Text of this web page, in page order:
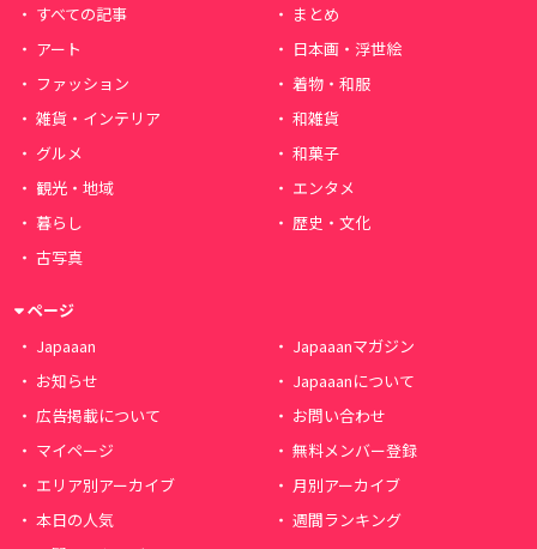
すべての記事
まとめ
アート
日本画・浮世絵
ファッション
着物・和服
雑貨・インテリア
和雑貨
グルメ
和菓子
観光・地域
エンタメ
暮らし
歴史・文化
古写真
ページ
Japaaan
Japaaanマガジン
お知らせ
Japaaanについて
広告掲載について
お問い合わせ
マイページ
無料メンバー登録
エリア別アーカイブ
月別アーカイブ
本日の人気
週間ランキング